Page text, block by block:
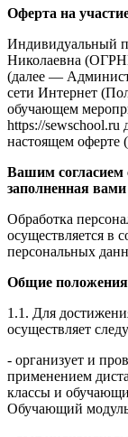
Оферта на
Индивидуальный
Николаевна
(далее —
сети Интернет
обучающем
https://sewschool.ru
настоящем оферте
Вашим согласием
заполненная вами
Обработка
осуществляется в
персональных
Общие положения
1.1. Для
осуществляет
- организует и
применением
классы и
Обучающий